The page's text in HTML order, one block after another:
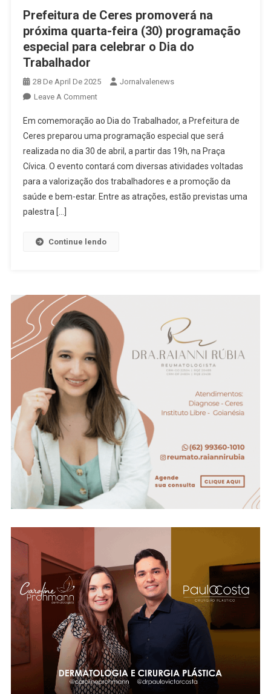
Prefeitura de Ceres promoverá na
próxima quarta-feira (30) programação
especial para celebrar o Dia do
Trabalhador
28 De April De 2025
Jornalvalenews
Leave A CommentOn
De
Ceres
Promoverá
Na
Próxima
Quarta-
Dia
Do
Trabalhador
Em comemoração ao Dia do Trabalhador, a Prefeitura de
Ceres preparou uma programação especial que será
realizada no dia 30 de abril, a partir das 19h, na Praça
Cívica. O evento contará com diversas atividades voltadas
para a valorização dos trabalhadores e a promoção da
saúde e bem-estar. Entre as atrações, estão previstas uma
palestra […]
Continue lendo